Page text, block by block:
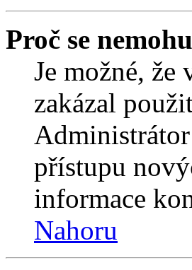
Proč se
Je možné, že
zakázal
přístupu
informace
Nahoru